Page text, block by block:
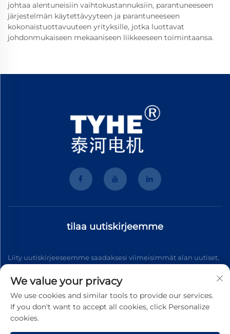
johtaa alentuneisiin vaihtokustannuksiin, parantuneeseen
järjestelmän käytettävyyteen ja parantuneeseen
kokonaistuottavuuteen yrityksille, jotka luottavat
johdonmukaiseen mekaaniseen liikkeeseen toimintaansa.
tilaa uutiskirjeemme
Liity uutiskirjeeseemme saadaksesi viimeisimmät alan uutiset,
Tilaa
We value your privacy
We use cookies and similar tools to provide our services.
If you don't want to accept all cookies, click Personalize
cookies.